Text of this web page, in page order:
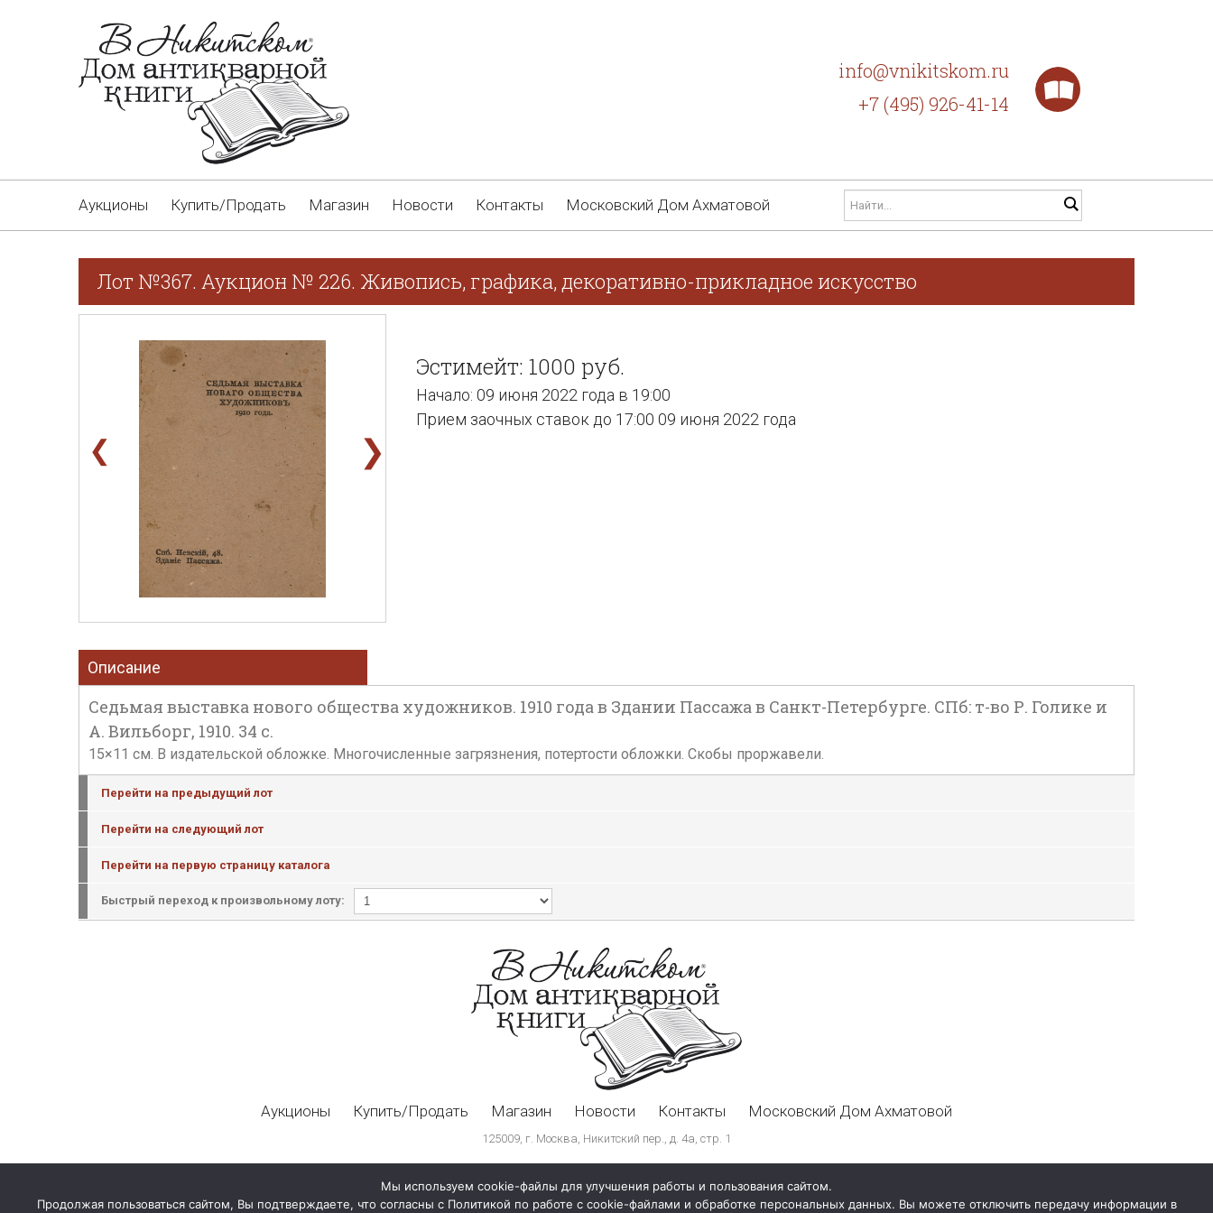
info@vnikitskom.ru
+7 (495) 926-41-14
Аукционы Купить/Продать Магазин Новости Контакты Московский Дом Ахматовой
Лот №367. Аукцион № 226. Живопись, графика, декоративно-прикладное искусство
❮ ❯
Эстимейт: 1000 руб.
Начало: 09 июня 2022 года в 19:00
Прием заочных ставок до 17:00 09 июня 2022 года
Описание
Седьмая выставка нового общества художников. 1910 года в Здании Пассажа в Санкт-Петербурге. СПб: т-во Р. Голике и
А. Вильборг, 1910. 34 с.
15×11 см. В издательской обложке. Многочисленные загрязнения, потертости обложки. Скобы проржавели.
Перейти на предыдущий лот
Перейти на следующий лот
Перейти на первую страницу каталога
Быстрый переход к произвольному лоту:
Аукционы Купить/Продать Магазин Новости Контакты Московский Дом Ахматовой
125009, г. Москва, Никитский пер., д. 4а, стр. 1
Мы используем cookie-файлы для улучшения работы и пользования сайтом.
Продолжая пользоваться сайтом, Вы подтверждаете, что согласны с Политикой по работе с cookie-файлами и обработке персональных данных. Вы можете отключить передачу информации в